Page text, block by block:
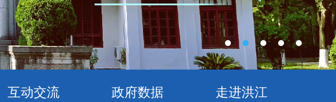
互动交流 政府数据 走进洪江